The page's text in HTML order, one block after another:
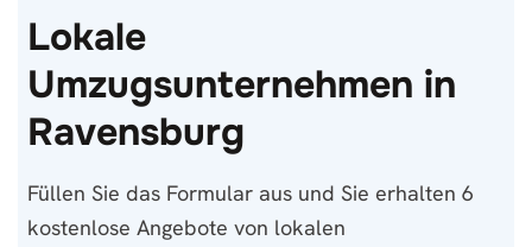
Lokale
Umzugsunternehmen in
Ravensburg
Füllen Sie das Formular aus und Sie erhalten 6
kostenlose Angebote von lokalen